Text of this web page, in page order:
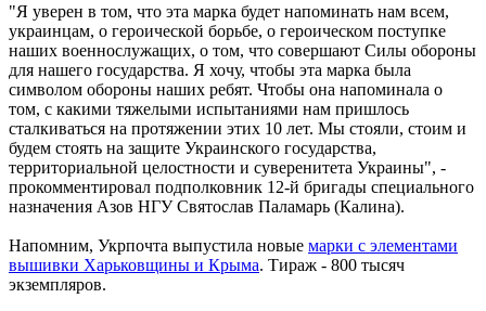
"Я уверен в том, что эта марка будет напоминать нам всем,
украинцам, о героической борьбе, о героическом поступке
наших военнослужащих, о том, что совершают Силы обороны
для нашего государства. Я хочу, чтобы эта марка была
символом обороны наших ребят. Чтобы она напоминала о
том, с какими тяжелыми испытаниями нам пришлось
сталкиваться на протяжении этих 10 лет. Мы стояли, стоим и
будем стоять на защите Украинского государства,
территориальной целостности и суверенитета Украины", -
прокомментировал подполковник 12-й бригады специального
назначения Азов НГУ Святослав Паламарь (Калина).
Напомним, Укрпочта выпустила новые марки с элементами
вышивки Харьковщины и Крыма. Тираж - 800 тысяч
экземпляров.